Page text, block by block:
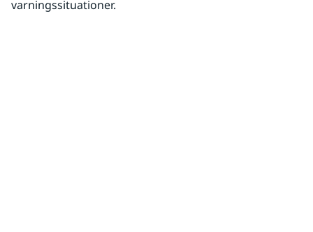
varningssituationer.